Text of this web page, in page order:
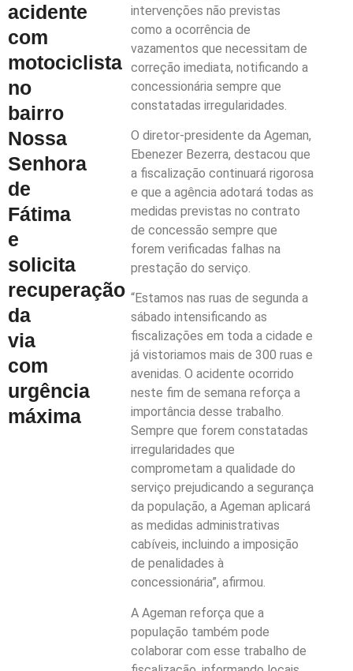
acidente
com
motociclista
no
bairro
Nossa
Senhora
de
Fátima
e
solicita
recuperação
da
via
com
urgência
máxima
intervenções não previstas
como a ocorrência de
vazamentos que necessitam de
correção imediata, notificando a
concessionária sempre que
constatadas irregularidades.
O diretor-presidente da Ageman,
Ebenezer Bezerra, destacou que
a fiscalização continuará rigorosa
e que a agência adotará todas as
medidas previstas no contrato
de concessão sempre que
forem verificadas falhas na
prestação do serviço.
“Estamos nas ruas de segunda a
sábado intensificando as
fiscalizações em toda a cidade e
já vistoriamos mais de 300 ruas e
avenidas. O acidente ocorrido
neste fim de semana reforça a
importância desse trabalho.
Sempre que forem constatadas
irregularidades que
comprometam a qualidade do
serviço prejudicando a segurança
da população, a Ageman aplicará
as medidas administrativas
cabíveis, incluindo a imposição
de penalidades à
concessionária”, afirmou.
A Ageman reforça que a
população também pode
colaborar com esse trabalho de